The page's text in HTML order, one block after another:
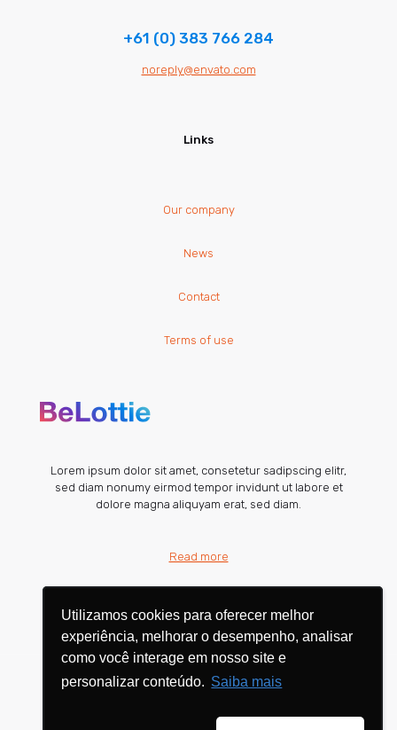
Utilizamos cookies para oferecer melhor
experiência, melhorar o desempenho, analisar
como você interage em nosso site e
personalizar conteúdo. Saiba mais
Utilizamos cookies para oferecer melhor
experiência, melhorar o desempenho, analisar
como você interage em nosso site e
personalizar conteúdo. Saiba mais
+61 (0) 383 766 284
noreply@envato.com
Links
Our company
News
Contact
Terms of use
Lorem ipsum dolor sit amet, consetetur sadipscing elitr,
sed diam nonumy eirmod tempor invidunt ut labore et
dolore magna aliquyam erat, sed diam.
Read more